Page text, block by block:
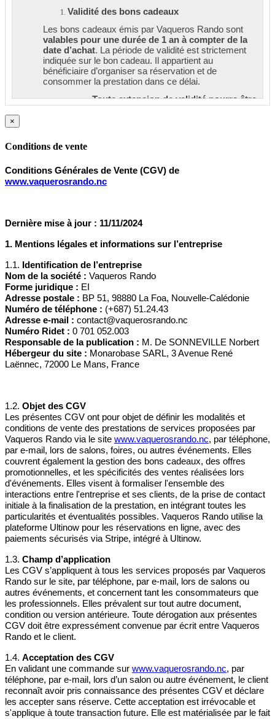
Validité des bons cadeaux
Les bons cadeaux émis par Vaqueros Rando sont
valables pour une durée de 1 an à compter de la
date d’achat. La période de validité est strictement
indiquée sur le bon cadeau. Il appartient au
bénéficiaire d’organiser sa réservation et de
consommer la prestation dans ce délai.
Toute extension de validité pourra être
Non-remboursement, non-échange et non-
Conformément aux conditions générales de vente de
Vaqueros Rando, les bons cadeaux sont
modification ou de report sera systématiquement
refusée, quel que soit le motif invoqué par le client, y
compris en cas de force majeure personnelle.
En achetant ou en utilisant un bon cadeau, le client
accepte sans réserve les présentes conditions
d’utilisation. Le non-respect des délais impartis ou
des modalités précisées entraînera la perte définitive
du bon cadeau, sans compensation.
2. Annulation ou modification par Vaqueros Rando
Annulation pour cause de force majeure
force majeure
intempéries, les restrictions gouvernementales, les
émeutes, ou tout autre événement imprévisible et
irrésistible échappant à son contrôle.
En cas d’annulation, le bon cadeau
restera valide pour une nouvelle
réservation, sous réserve de
disponibilité et dans les limites de sa
période de validité.
Une extension de validité pourra être
envisagée à titre exceptionnel, sous
réserve de l’accord préalable de
Vaqueros Rando.
Modification de la prestation
Pour des raisons de sécurité, de météo défavorable,
ou d’autres circonstances imprévues, Vaqueros
Rando peut modifier l’itinéraire, le contenu ou le
déroulement d’une prestation prévue avec un bon
cadeau. Ces modifications :
compensation.
Seront réalisées dans l’intérêt de la
sécurité et du confort des participants.
Exclusion des responsabilités
Vaqueros Rando ne pourra être tenu responsable des
×
Conditions de vente
Conditions Générales de Vente (CGV) de
www.vaquerosrando.nc
Dernière mise à jour : 11/11/2024
1. Mentions légales et informations sur l’entreprise
1.1. Identification de l’entreprise
Nom de la société : Vaqueros Rando
Forme juridique : EI
Adresse postale : BP 51, 98880 La Foa, Nouvelle-Calédonie
Numéro de téléphone : (+687) 51.24.43
Adresse e-mail : contact@vaquerosrando.nc
Numéro Ridet : 0 701 052.003
Responsable de la publication : M. De SONNEVILLE Norbert
Hébergeur du site : Monarobase SARL, 3 Avenue René
Laënnec, 72000 Le Mans, France
1.2. Objet des CGV
Les présentes CGV ont pour objet de définir les modalités et
conditions de vente des prestations de services proposées par
Vaqueros Rando via le site www.vaquerosrando.nc, par téléphone,
par e-mail, lors de salons, foires, ou autres événements. Elles
couvrent également la gestion des bons cadeaux, des offres
promotionnelles, et les spécificités des ventes réalisées lors
d'événements. Elles visent à formaliser l'ensemble des
interactions entre l'entreprise et ses clients, de la prise de contact
initiale à la finalisation de la prestation, en intégrant toutes les
particularités et éventualités possibles. Vaqueros Rando utilise la
plateforme Ultinow pour les réservations en ligne, avec des
paiements sécurisés via Stripe, intégré à Ultinow.
1.3. Champ d’application
Les CGV s’appliquent à tous les services proposés par Vaqueros
Rando sur le site, par téléphone, par e-mail, lors de salons ou
autres événements, et concernent tant les consommateurs que
les professionnels. Elles prévalent sur tout autre document,
condition ou version antérieure. Toute dérogation aux présentes
CGV doit être expressément convenue par écrit entre Vaqueros
Rando et le client.
1.4. Acceptation des CGV
En validant une commande sur www.vaquerosrando.nc, par
téléphone, par e-mail, lors d’un salon ou autre événement, le client
reconnaît avoir pris connaissance des présentes CGV et déclare
les accepter sans réserve. Cette acceptation est irrévocable et
s'applique à toute transaction future. Elle est matérialisée par le fait